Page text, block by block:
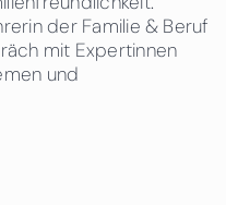
der Familie & Beruf
mit Expertinnen
und